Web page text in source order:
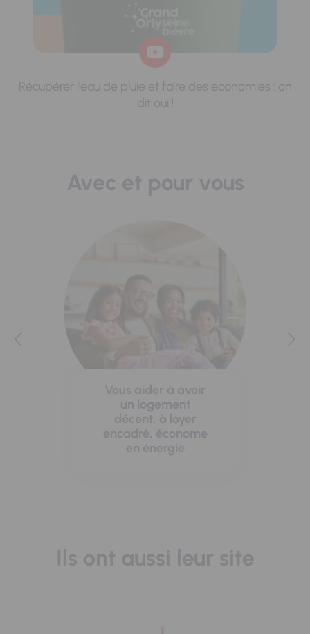
Récupérer l'eau de pluie et faire des économies : on
dit oui !
Avec et pour vous
Vous aider à avoir
un logement
décent, à loyer
encadré, économe
en énergie
Ils ont aussi leur site